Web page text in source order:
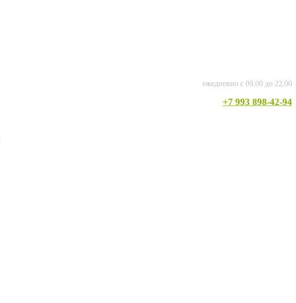
ежедневно с 09.00 до 22.00
+7 993 898-42-94